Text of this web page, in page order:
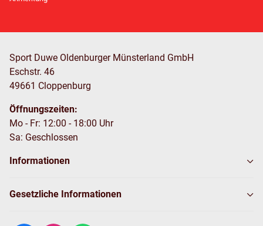
Sport Duwe Oldenburger Münsterland GmbH
Eschstr. 46
49661 Cloppenburg
Öffnungszeiten:
Mo - Fr: 12:00 - 18:00 Uhr
Sa: Geschlossen
Informationen
Gesetzliche Informationen